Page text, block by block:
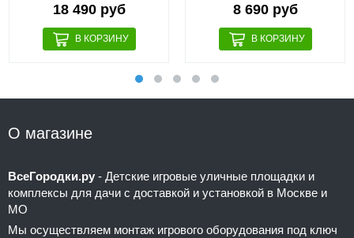
18 490 руб 8 690 руб
О магазине
ВсеГородки.ру - Детские игровые уличные площадки и
комплексы для дачи с доставкой и установкой в Москве и
МО
Мы осуществляем монтаж игрового оборудования под ключ